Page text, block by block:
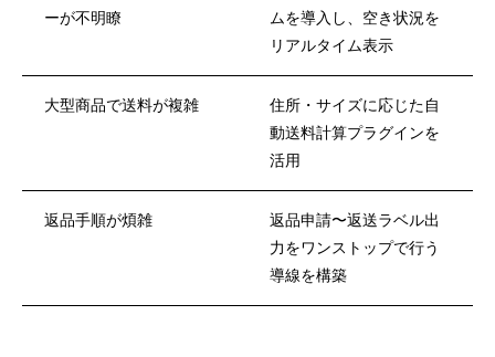
ーが不明瞭
ムを導入し、空き状況を
リアルタイム表示
大型商品で送料が複雑
住所・サイズに応じた自
動送料計算プラグインを
活用
返品手順が煩雑
返品申請〜返送ラベル出
力をワンストップで行う
導線を構築